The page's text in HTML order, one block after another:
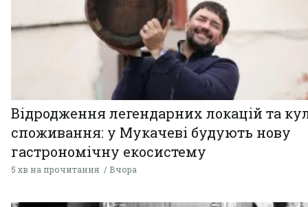
Відродження легендарних локацій та
споживання: у Мукачеві будують нову
гастрономічну екосистему
5 хв на прочитання Вчора